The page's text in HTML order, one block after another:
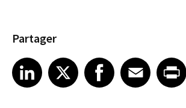
Partager
Share article on LinkedIn
LinkedIn
Share article on XShare article on Facebook
Facebook
Share article on Email
EmailShare